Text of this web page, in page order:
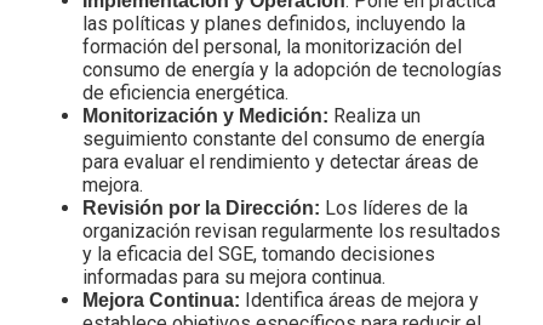
las políticas y planes definidos, incluyendo la
formación del personal, la monitorización del
consumo de energía y la adopción de tecnologías
de eficiencia energética.
Monitorización y Medición: Realiza un
seguimiento constante del consumo de energía
para evaluar el rendimiento y detectar áreas de
mejora.
Revisión por la Dirección: Los líderes de la
organización revisan regularmente los resultados
y la eficacia del SGE, tomando decisiones
informadas para su mejora continua.
Mejora Continua: Identifica áreas de mejora y